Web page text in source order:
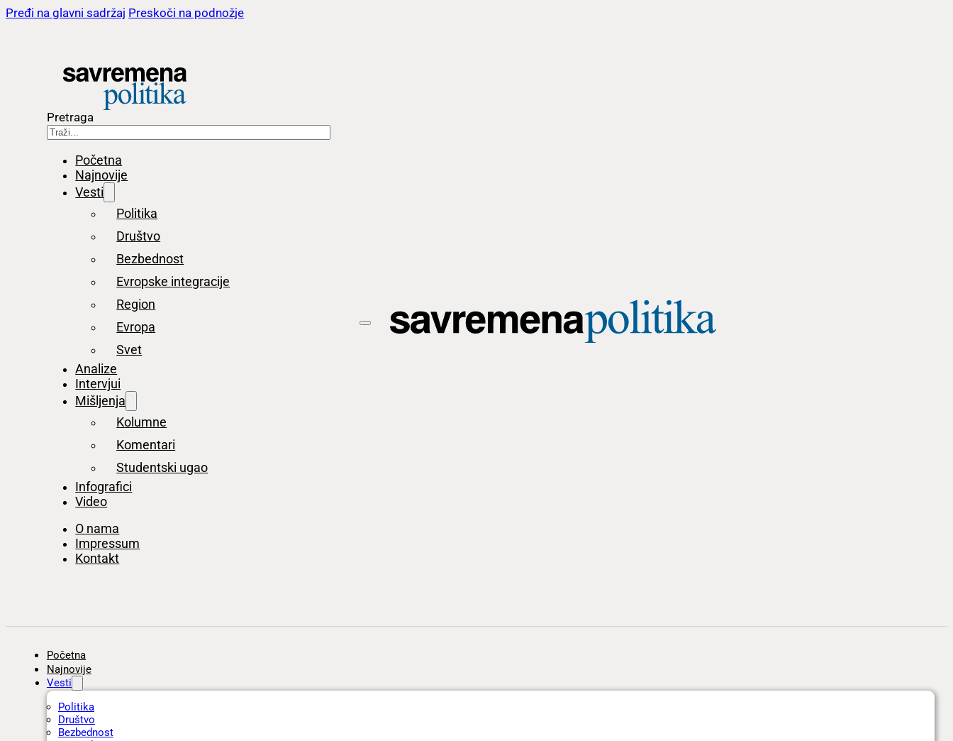
Pređi na glavni sadržaj Preskoči na podnožje
Pretraga
Početna
Najnovije
Vesti
Politika
Društvo
Bezbednost
Evropske integracije
Region
Evropa
Svet
Analize
Intervjui
Mišljenja
Kolumne
Komentari
Studentski ugao
Infografici
Video
O nama
Impressum
Kontakt
Početna
Najnovije
Vesti
Politika
Društvo
Bezbednost